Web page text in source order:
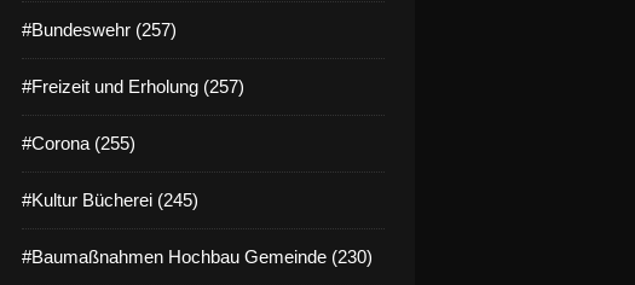
#Bundeswehr (257)
#Freizeit und Erholung (257)
#Corona (255)
#Kultur Bücherei (245)
#Baumaßnahmen Hochbau Gemeinde (230)